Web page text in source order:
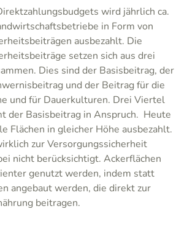
wird jährlich ca.
in Form von
ausbezahlt. Die
setzen sich aus drei
Dies sind der Basisbeitrag, der
und der Beitrag für die
und für Dauerkulturen. Drei Viertel
der Basisbeitrag in Anspruch. Heute
Flächen in gleicher Höhe ausbezahlt.
zur Versorgungssicherheit
nicht berücksichtigt. Ackerflächen
genutzt werden, indem statt
angebaut werden, die direkt zur
beitragen.